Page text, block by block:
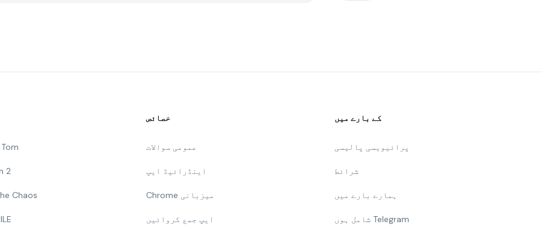
2
Chaos
خصائص
عمومی سوالات
اینڈرائیڈ ایپ
Chrome میزبانی
ایپ جمع کروائیں
کے بارے میں
پرائیویسی پالیسی
شرائط
ہمارے بارے میں
شامل ہوں Telegram